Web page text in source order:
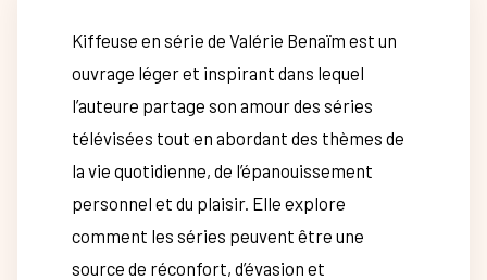
Kiffeuse en série de Valérie Benaïm est un
ouvrage léger et inspirant dans lequel
l’auteure partage son amour des séries
télévisées tout en abordant des thèmes de
la vie quotidienne, de l’épanouissement
personnel et du plaisir. Elle explore
comment les séries peuvent être une
source de réconfort, d’évasion et